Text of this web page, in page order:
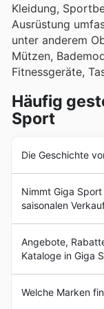
Kleidung,
Ausrüstung
unter anderem
Mützen,
Fitnessgeräte,
Häufig
Sport
Die Geschichte
Kastner und
"Kastner & Öhler
1973 begann
zu spezialisieren
Öhler Sporthaus"
positionieren. In
Nimmt Giga
saisonalen
teil, und Sie
Prospekte ganz
Bevor Sie den
Angebote,
Kataloge in Giga
und
Welche Marken